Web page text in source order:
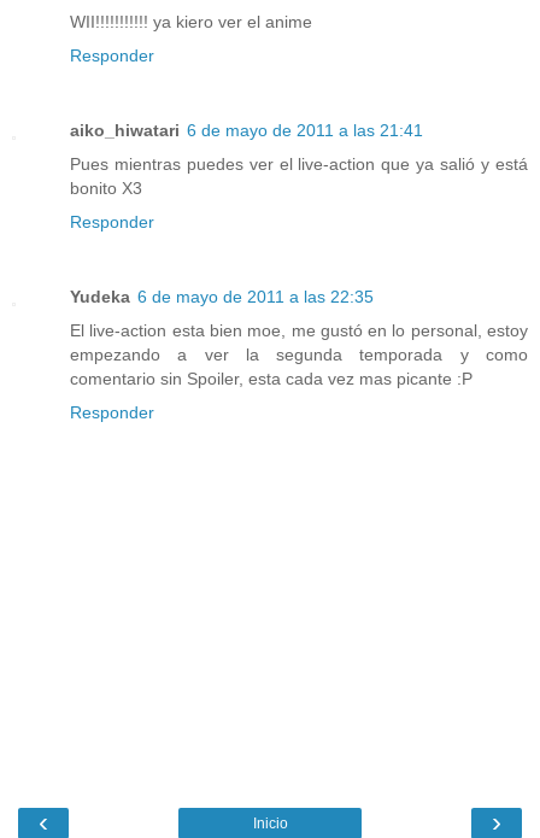
WII!!!!!!!!!!! ya kiero ver el anime
Responder
aiko_hiwatari 6 de mayo de 2011 a las 21:41
Pues mientras puedes ver el live-action que ya salió y está
bonito X3
Responder
Yudeka 6 de mayo de 2011 a las 22:35
El live-action esta bien moe, me gustó en lo personal, estoy
empezando a ver la segunda temporada y como
comentario sin Spoiler, esta cada vez mas picante :P
Responder
‹ ›
Inicio